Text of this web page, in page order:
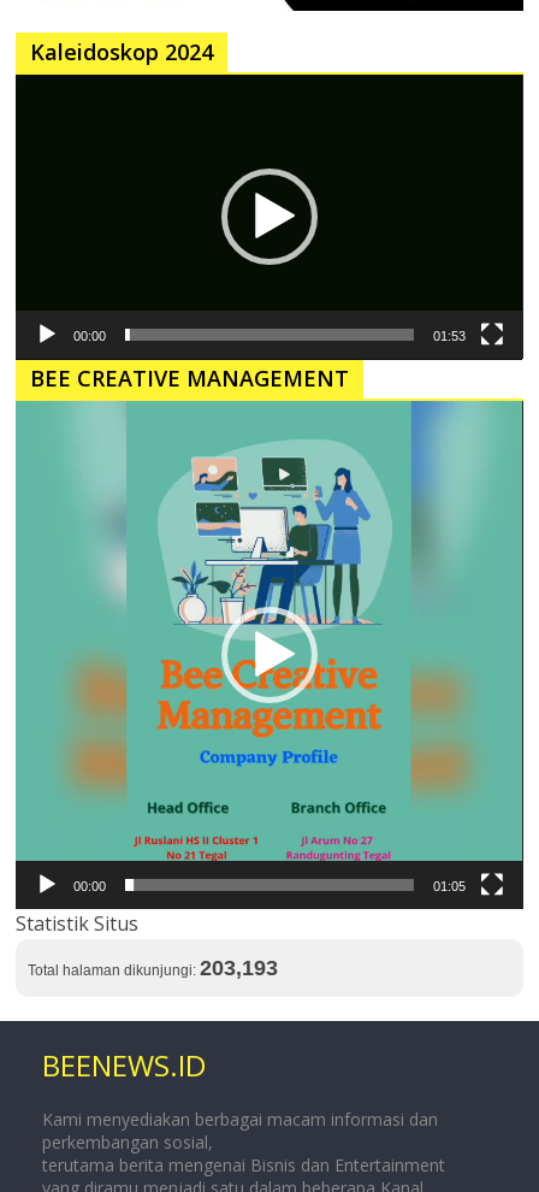
Kaleidoskop 2024
00:00 01:53
BEE CREATIVE MANAGEMENT
00:00 01:05
Statistik Situs
Total halaman dikunjungi:203,193
BEENEWS.ID
Kami menyediakan berbagai macam informasi dan
perkembangan sosial,
terutama berita mengenai Bisnis dan Entertainment
yang diramu menjadi satu dalam beberapa Kanal.